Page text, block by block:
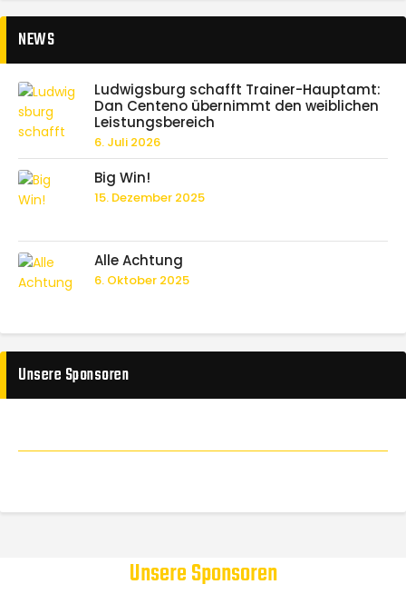
NEWS
Ludwigsburg schafft Trainer-Hauptamt:
Dan Centeno übernimmt den weiblichen
Leistungsbereich
6. Juli 2026
Big Win!
15. Dezember 2025
Alle Achtung
6. Oktober 2025
Unsere Sponsoren
Unsere Sponsoren